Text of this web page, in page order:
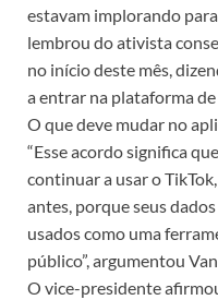
estavam implorando para
lembrou do ativista
no início deste mês,
a entrar na plataforma
O que deve mudar no
“Esse acordo significa
continuar a usar o
antes, porque seus
usados como uma
público”, argumentou
O vice-presidente